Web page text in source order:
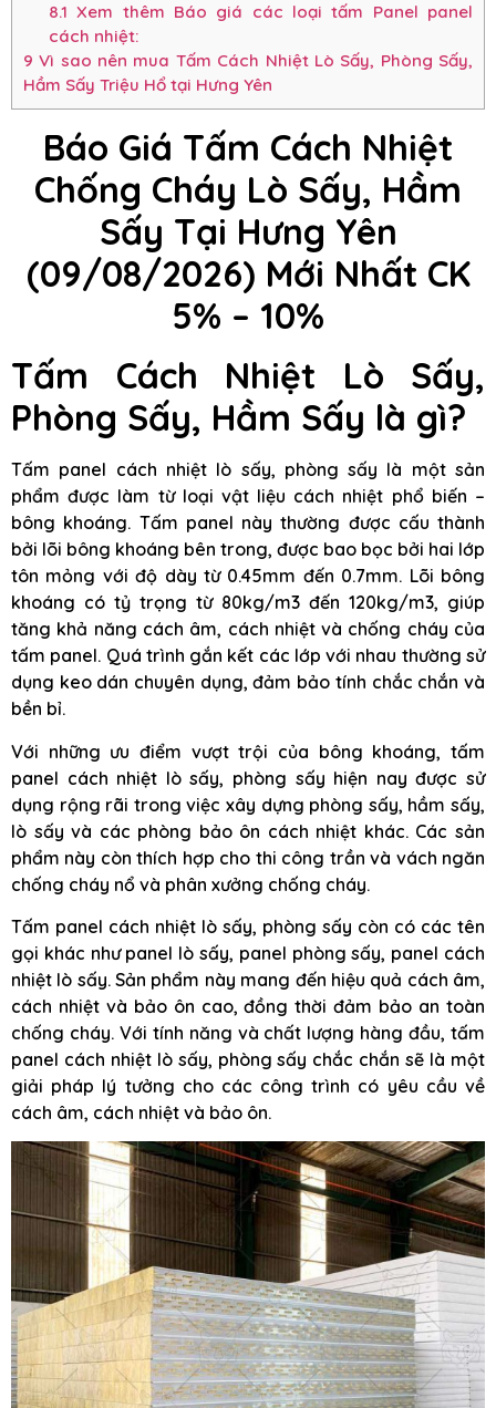
8.1 Xem thêm Báo giá các loại tấm Panel panel
cách nhiệt:
9 Vì sao nên mua Tấm Cách Nhiệt Lò Sấy, Phòng Sấy,
Hầm Sấy Triệu Hổ tại Hưng Yên
Báo Giá Tấm Cách Nhiệt
Chống Cháy Lò Sấy, Hầm
Sấy Tại Hưng Yên
(09/08/2026) Mới Nhất CK
5% – 10%
Tấm Cách Nhiệt Lò Sấy,
Phòng Sấy, Hầm Sấy là gì?
Tấm panel cách nhiệt lò sấy, phòng sấy là một sản
phẩm được làm từ loại vật liệu cách nhiệt phổ biến –
bông khoáng. Tấm panel này thường được cấu thành
bởi lõi bông khoáng bên trong, được bao bọc bởi hai lớp
tôn mỏng với độ dày từ 0.45mm đến 0.7mm. Lõi bông
khoáng có tỷ trọng từ 80kg/m3 đến 120kg/m3, giúp
tăng khả năng cách âm, cách nhiệt và chống cháy của
tấm panel. Quá trình gắn kết các lớp với nhau thường sử
dụng keo dán chuyên dụng, đảm bảo tính chắc chắn và
bền bỉ.
Với những ưu điểm vượt trội của bông khoáng, tấm
panel cách nhiệt lò sấy, phòng sấy hiện nay được sử
dụng rộng rãi trong việc xây dựng phòng sấy, hầm sấy,
lò sấy và các phòng bảo ôn cách nhiệt khác. Các sản
phẩm này còn thích hợp cho thi công trần và vách ngăn
chống cháy nổ và phân xưởng chống cháy.
Tấm panel cách nhiệt lò sấy, phòng sấy còn có các tên
gọi khác như panel lò sấy, panel phòng sấy, panel cách
nhiệt lò sấy. Sản phẩm này mang đến hiệu quả cách âm,
cách nhiệt và bảo ôn cao, đồng thời đảm bảo an toàn
chống cháy. Với tính năng và chất lượng hàng đầu, tấm
panel cách nhiệt lò sấy, phòng sấy chắc chắn sẽ là một
giải pháp lý tưởng cho các công trình có yêu cầu về
cách âm, cách nhiệt và bảo ôn.